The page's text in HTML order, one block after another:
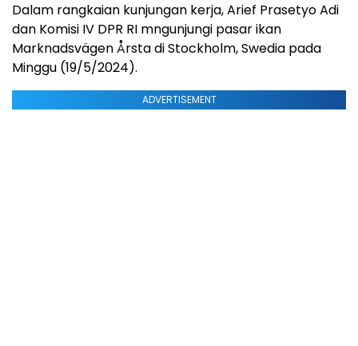
Dalam rangkaian kunjungan kerja, Arief Prasetyo Adi
dan Komisi IV DPR RI mngunjungi pasar ikan
Marknadsvägen Årsta di Stockholm, Swedia pada
Minggu (19/5/2024).
ADVERTISEMENT